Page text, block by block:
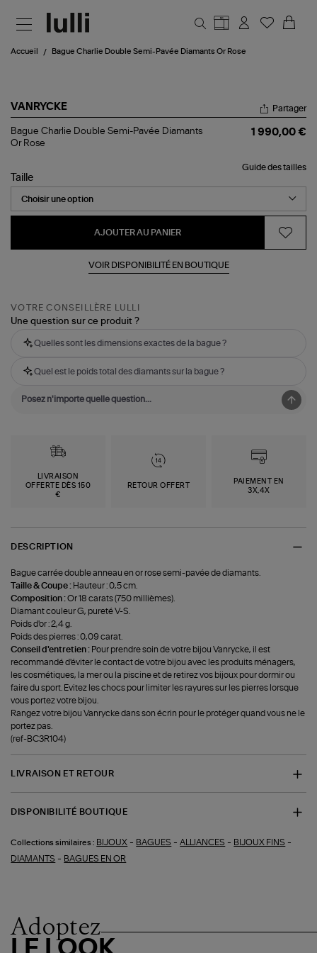
Accueil Bague Charlie Double Semi-Pavée Diamants Or Rose
VANRYCKE
Bague
Charlie
Pavée
Diamants
Or
Partager
Bague Charlie Double Semi-Pavée Diamants
Or Rose
1 990,00 €
Guide des tailles
Taille
AJOUTER AU PANIER
VOIR DISPONIBILITÉ EN BOUTIQUE
VOTRE CONSEILLÈRE LULLI
Une question sur ce produit ?
Quelles sont les dimensions exactes de la bague ?
Quel est le poids total des diamants sur la bague ?
LIVRAISON
OFFERTE DÈS 150
€
RETOUR OFFERT
PAIEMENT EN
3X,4X
DESCRIPTION
Bague carrée double anneau en or rose semi-pavée de diamants.
Taille & Coupe : Hauteur : 0,5 cm.
Composition :Or 18 carats (750 millièmes).
Diamant couleur G, pureté V-S.
Poids d'or : 2,4 g.
Poids des pierres : 0,09 carat.
Conseil d'entretien : Pour prendre soin de votre bijou Vanrycke, il est
recommandé d'éviter le contact de votre bijou avec les produits ménagers,
les cosmétiques, la mer ou la piscine et de retirez vos bijoux pour dormir ou
faire du sport. Evitez les chocs pour limiter les rayures sur les pierres lorsque
vous portez votre bijou.
Rangez votre bijou Vanrycke dans son écrin pour le protéger quand vous ne le
portez pas.
(ref-BC3R104)
LIVRAISON ET RETOUR
DISPONIBILITÉ BOUTIQUE
Collections similaires : BIJOUX - BAGUES -ALLIANCES - BIJOUX FINS -
DIAMANTS - BAGUES EN OR
Adoptez